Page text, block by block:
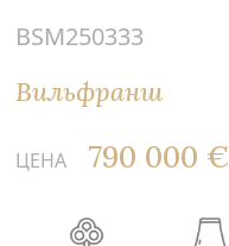
BSM250333
Вильфранш
ЦЕНА 790 000 €